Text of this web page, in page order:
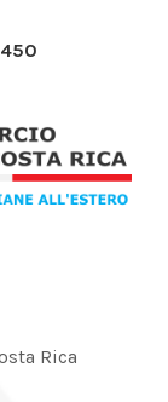
Rica